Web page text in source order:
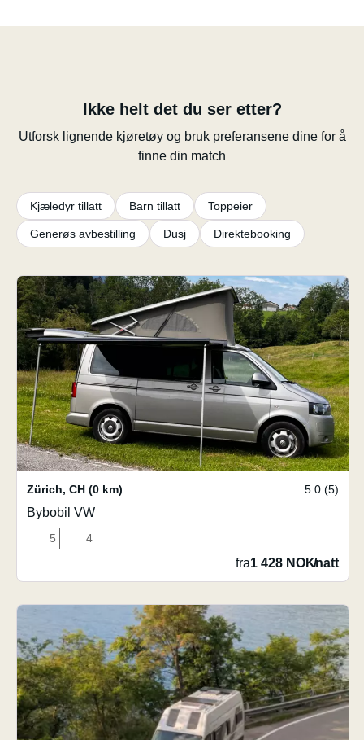
Ikke helt det du ser etter?
Utforsk lignende kjøretøy og bruk preferansene dine for å
finne din match
Kjæledyr tillatt Barn tillatt Toppeier
Generøs avbestilling Dusj Direktebooking
Zürich, CH (0 km) 5.0 (5)
Bybobil VW
5 4
fra1 428 NOK/natt